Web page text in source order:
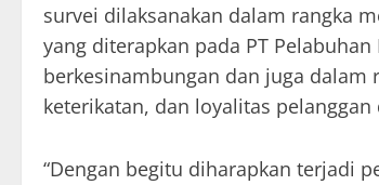
survei dilaksanakan dalam rangka
yang diterapkan pada PT
berkesinambungan dan juga dalam
keterikatan, dan loyalitas
“Dengan begitu diharapkan terjadi